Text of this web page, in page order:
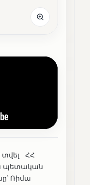
տվել ՀՀ
պետական
Ռիմա